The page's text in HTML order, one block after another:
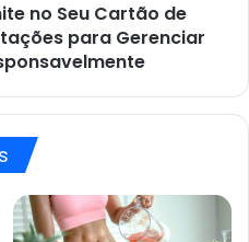
no Seu Cartão de
para Gerenciar